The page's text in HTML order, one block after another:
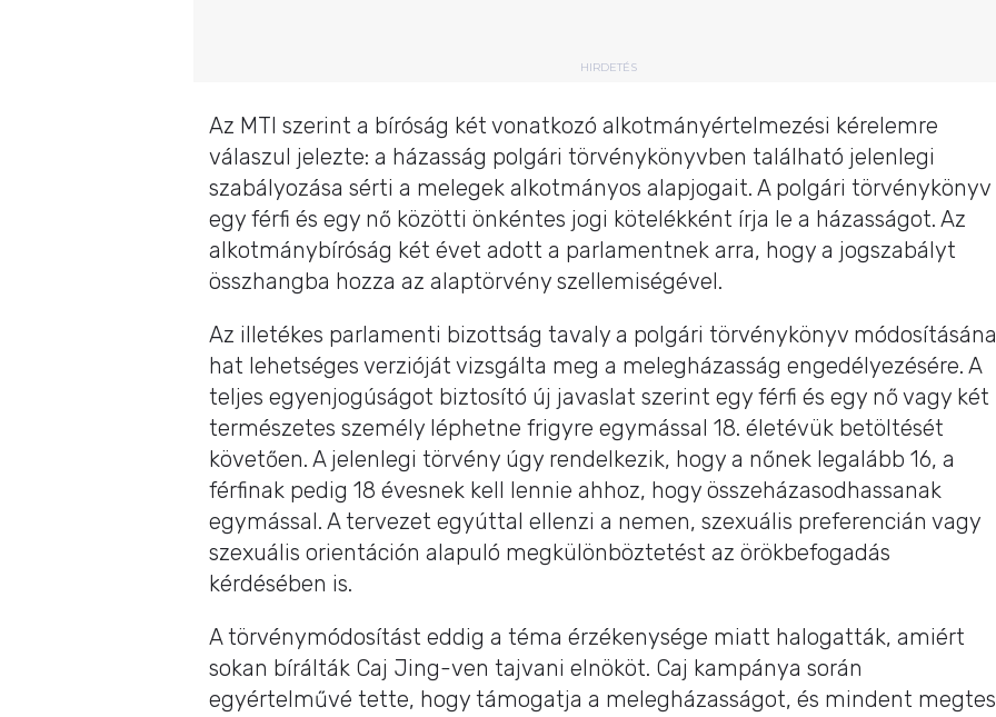
HIRDETÉS
Az MTI szerint a bíróság két vonatkozó alkotmányértelmezési kérelemre
válaszul jelezte: a házasság polgári törvénykönyvben található jelenlegi
szabályozása sérti a melegek alkotmányos alapjogait. A polgári törvénykönyv
egy férfi és egy nő közötti önkéntes jogi kötelékként írja le a házasságot. Az
alkotmánybíróság két évet adott a parlamentnek arra, hogy a jogszabályt
összhangba hozza az alaptörvény szellemiségével.
Az illetékes parlamenti bizottság tavaly a polgári törvénykönyv
hat lehetséges verzióját vizsgálta meg a melegházasság engedélyezésére. A
teljes egyenjogúságot biztosító új javaslat szerint egy férfi és egy nő vagy két
természetes személy léphetne frigyre egymással 18. életévük betöltését
követően. A jelenlegi törvény úgy rendelkezik, hogy a nőnek legalább 16, a
férfinak pedig 18 évesnek kell lennie ahhoz, hogy összeházasodhassanak
egymással. A tervezet egyúttal ellenzi a nemen, szexuális preferencián vagy
szexuális orientáción alapuló megkülönböztetést az örökbefogadás
kérdésében is.
A törvénymódosítást eddig a téma érzékenysége miatt halogatták, amiért
sokan bírálták Caj Jing-ven tajvani elnököt. Caj kampánya során
egyértelművé tette, hogy támogatja a melegházasságot, és mindent